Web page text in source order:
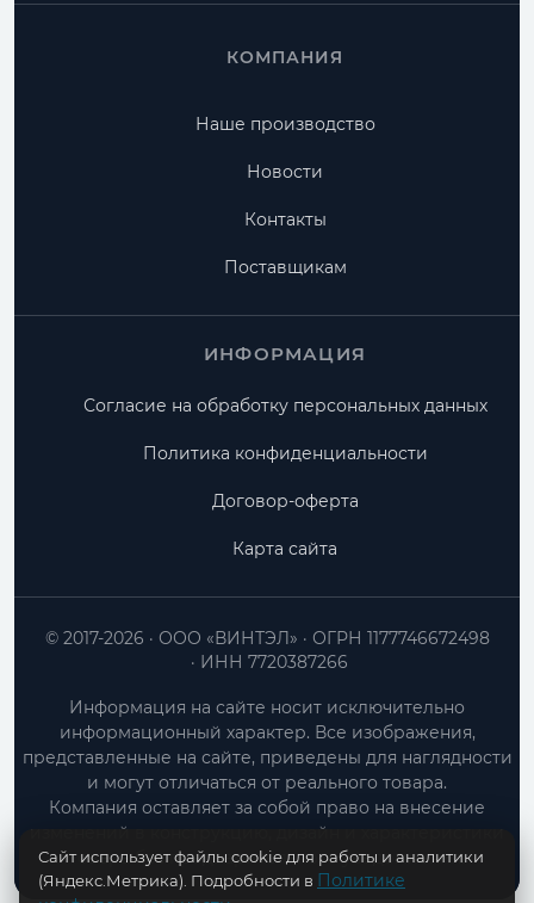
КОМПАНИЯ
Наше производство
Новости
Контакты
Поставщикам
ИНФОРМАЦИЯ
Согласие на обработку персональных данных
Политика конфиденциальности
Договор-оферта
Карта сайта
ООО «ВИНТЭЛ»
ОГРН 1177746672498
ИНН 7720387266
© 2017-2026
Информация на сайте носит исключительно
информационный характер. Все изображения,
представленные на сайте, приведены для наглядности
и могут отличаться от реального товара.
Компания оставляет за собой право на внесение
изменений в конструкцию, дизайн и характеристики
товара без предварительного уведомления.
Сайт использует файлы cookie для работы и аналитики
(Яндекс.Метрика). Подробности в Политике